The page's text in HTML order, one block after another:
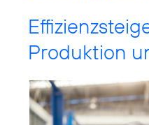
Produktion